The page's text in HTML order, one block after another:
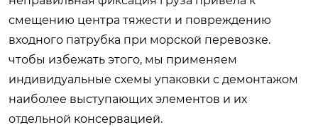
смещению центра тяжести и повреждению
входного патрубка при морской перевозке.
чтобы избежать этого, мы применяем
индивидуальные схемы упаковки с демонтажом
наиболее выступающих элементов и их
отдельной консервацией.